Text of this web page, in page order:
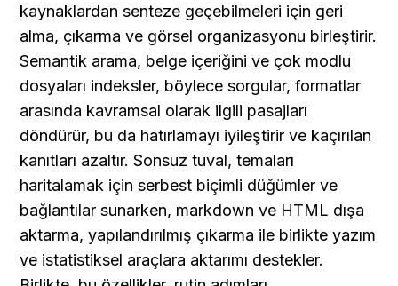
kaynaklardan senteze geçebilmeleri için geri
alma, çıkarma ve görsel organizasyonu birleştirir.
Semantik arama, belge içeriğini ve çok modlu
dosyaları indeksler, böylece sorgular, formatlar
arasında kavramsal olarak ilgili pasajları
döndürür, bu da hatırlamayı iyileştirir ve kaçırılan
kanıtları azaltır. Sonsuz tuval, temaları
haritalamak için serbest biçimli düğümler ve
bağlantılar sunarken, markdown ve HTML dışa
aktarma, yapılandırılmış çıkarma ile birlikte yazım
ve istatistiksel araçlara aktarımı destekler.